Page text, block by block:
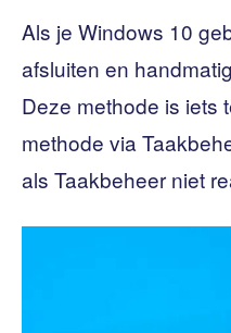
Als je Windows 10
afsluiten en
Deze methode is iets
methode via
als Taakbeheer niet